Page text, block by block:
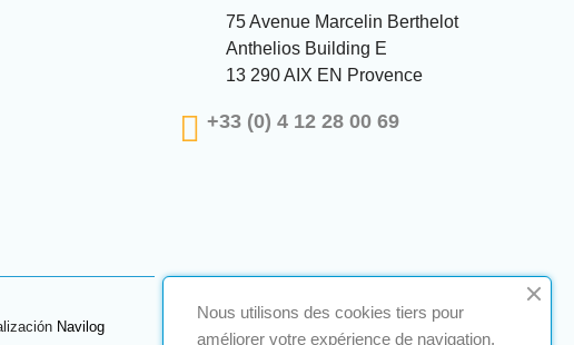
75 Avenue Marcelin Berthelot
Anthelios Building E
13 290 AIX EN Provence
+33 (0) 4 12 28 00 69
Navilog
Nous utilisons des cookies tiers pour
améliorer votre expérience de navigation,